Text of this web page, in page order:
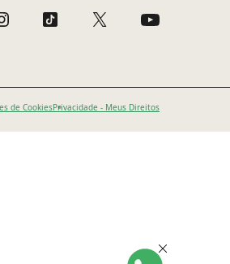
de CookiesPrivacidade - Meus Direitos